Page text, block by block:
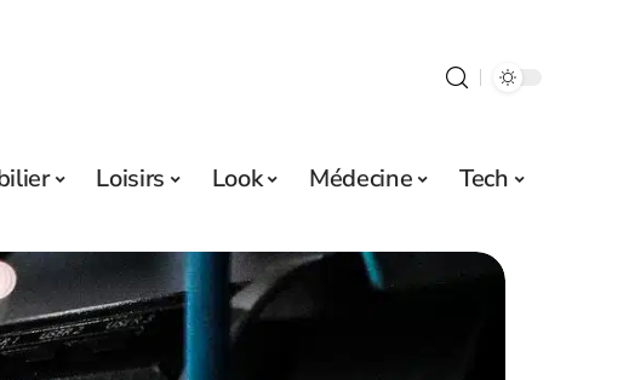
Loisirs Look Médecine Tech